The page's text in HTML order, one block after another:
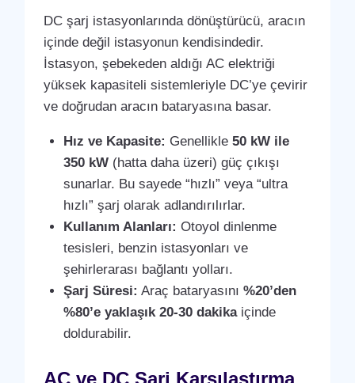
DC şarj istasyonlarında dönüştürücü, aracın
içinde değil istasyonun kendisindedir.
İstasyon, şebekeden aldığı AC elektriği
yüksek kapasiteli sistemleriyle DC’ye çevirir
ve doğrudan aracın bataryasına basar.
Hız ve Kapasite: Genellikle50 kW ile
350 kW (hatta daha üzeri) güç çıkışı
sunarlar. Bu sayede “hızlı” veya “ultra
hızlı” şarj olarak adlandırılırlar.
Kullanım Alanları: Otoyol dinlenme
tesisleri, benzin istasyonları ve
şehirlerarası bağlantı yolları.
Şarj Süresi: Araç bataryasını%20’den
%80’e yaklaşık 20-30 dakikaiçinde
doldurabilir.
AC ve DC Şarj Karşılaştırma